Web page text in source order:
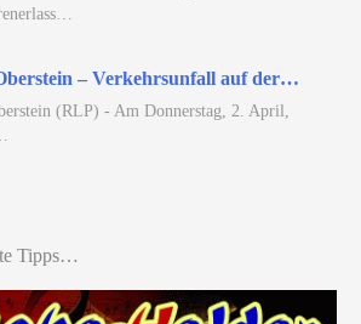
– Verkehrsunfall auf der…
(RLP) - Am Donnerstag, 2. April,
Tipps…